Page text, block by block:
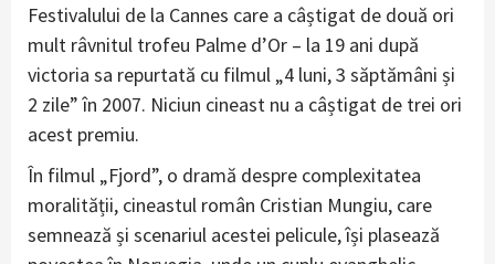
Festivalului de la Cannes care a câștigat de două ori
mult râvnitul trofeu Palme d’Or – la 19 ani după
victoria sa repurtată cu filmul „4 luni, 3 săptămâni și
2 zile” în 2007. Niciun cineast nu a câștigat de trei ori
acest premiu.
În filmul „Fjord”, o dramă despre complexitatea
moralității, cineastul român Cristian Mungiu, care
semnează și scenariul acestei pelicule, își plasează